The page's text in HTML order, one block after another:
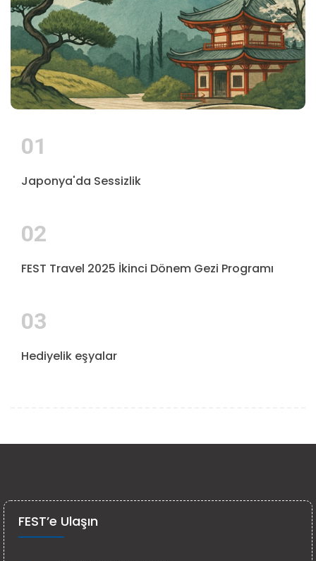
01
Japonya'da Sessizlik
02
FEST Travel 2025 İkinci Dönem Gezi Programı
03
Hediyelik eşyalar
FEST’e Ulaşın